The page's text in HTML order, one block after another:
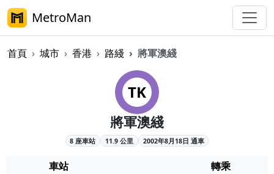
MetroMan
首頁 城市 香港 路綫 將軍澳綫
港鐵將軍澳綫概覽
TK
將軍澳綫
8 座車站 11.9 公里 2002年8月18日 通車
車站
轉乘